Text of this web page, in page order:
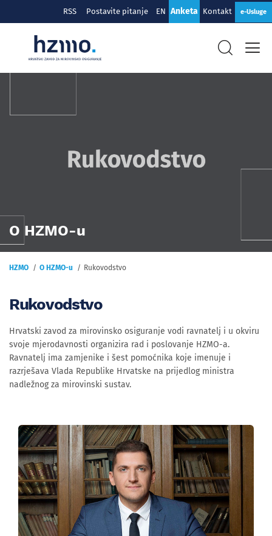
RSS Postavite pitanje EN Anketa Kontakt e-Usluge
O HZMO-u
HZMO O HZMO-u Rukovodstvo
Rukovodstvo
Hrvatski zavod za mirovinsko osiguranje vodi ravnatelj i u okviru
svoje mjerodavnosti organizira rad i poslovanje HZMO-a.
Ravnatelj ima zamjenike i šest pomoćnika koje imenuje i
razrješava Vlada Republike Hrvatske na prijedlog ministra
nadležnog za mirovinski sustav.